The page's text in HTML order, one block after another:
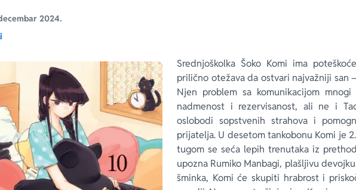
2024.
Srednjoškolka Šoko Komi ima
prilično otežava da ostvari najvažniji san
Njen problem sa komunikacijom
nadmenost i rezervisanost, ali ne i
oslobodi sopstvenih strahova i
prijatelja. U desetom tankobonu Komi je
tugom se seća lepih trenutaka iz
upozna Rumiko Manbagi, plašljivu
šminka, Komi će skupiti hrabrost i